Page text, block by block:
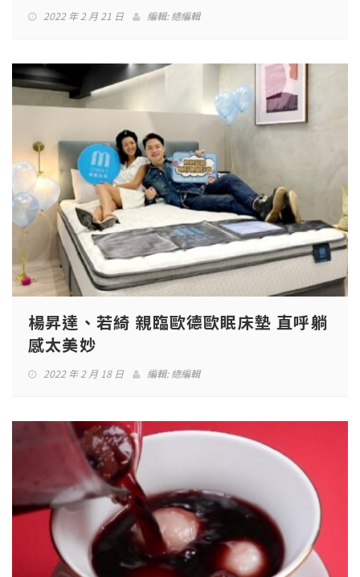
2022 年 2 月 21 日 編輯:總編輯
楊昇達、若綺 親臨歐德歐眠床墊 直呼躺
感太美妙
2022 年 2 月 18 日 編輯:總編輯